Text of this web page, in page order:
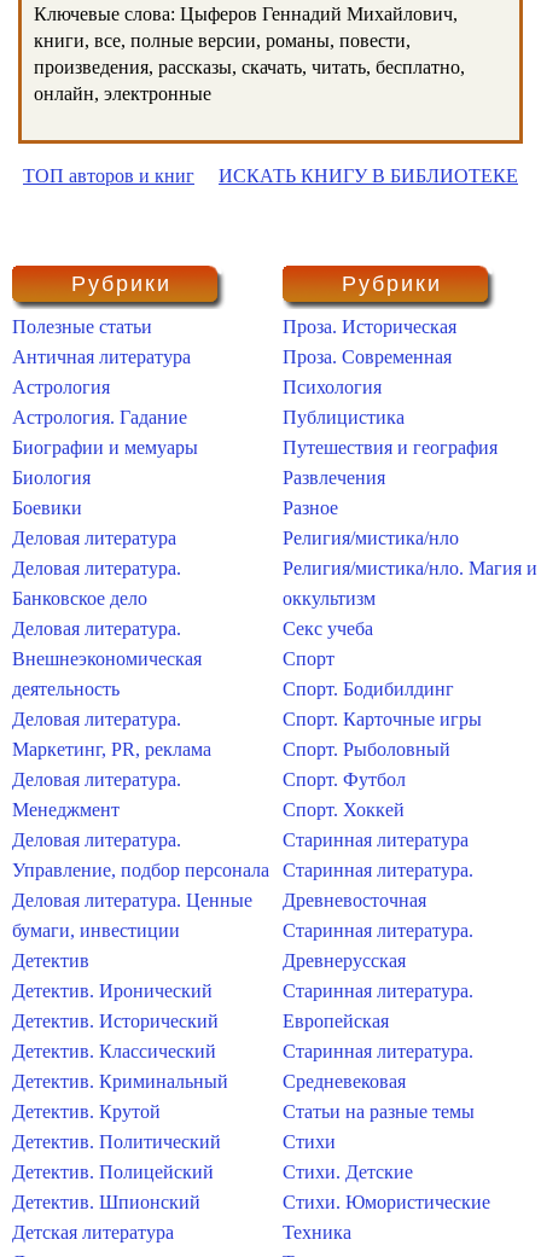
Ключевые слова: Цыферов Геннадий Михайлович,
книги, все, полные версии, романы, повести,
произведения, рассказы, скачать, читать, бесплатно,
онлайн, электронные
ТОП авторов и книг ИСКАТЬ КНИГУ В БИБЛИОТЕКЕ
Рубрики
Полезные статьи
Античная литература
Астрология
Астрология. Гадание
Биографии и мемуары
Биология
Боевики
Деловая литература
Деловая литература.
Банковское дело
Деловая литература.
Внешнеэкономическая
деятельность
Деловая литература.
Маркетинг, PR, реклама
Деловая литература.
Менеджмент
Деловая литература.
Управление, подбор персонала
Деловая литература. Ценные
бумаги, инвестиции
Детектив
Детектив. Иронический
Детектив. Исторический
Детектив. Классический
Детектив. Криминальный
Детектив. Крутой
Детектив. Политический
Детектив. Полицейский
Детектив. Шпионский
Детская литература
Рубрики
Проза. Историческая
Проза. Современная
Психология
Публицистика
Путешествия и география
Развлечения
Разное
Религия/мистика/нло
Религия/мистика/нло. Магия и
оккультизм
Секс учеба
Спорт
Спорт. Бодибилдинг
Спорт. Карточные игры
Спорт. Рыболовный
Спорт. Футбол
Спорт. Хоккей
Старинная литература
Старинная литература.
Древневосточная
Старинная литература.
Древнерусская
Старинная литература.
Европейская
Старинная литература.
Средневековая
Статьи на разные темы
Стихи
Стихи. Детские
Стихи. Юмористические
Техника